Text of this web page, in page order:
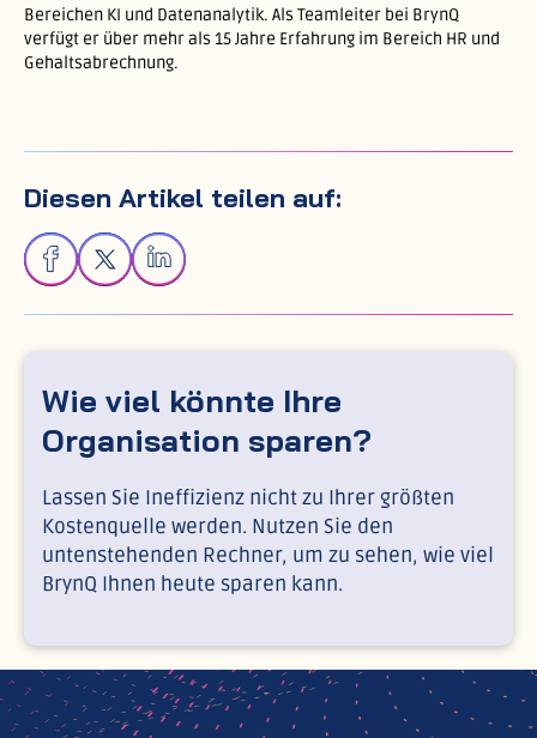
Bereichen KI und Datenanalytik. Als Teamleiter bei BrynQ
verfügt er über mehr als 15 Jahre Erfahrung im Bereich HR und
Gehaltsabrechnung.
Diesen Artikel teilen auf:
Wie viel könnte Ihre
Organisation sparen?
Lassen Sie Ineffizienz nicht zu Ihrer größten
Kostenquelle werden. Nutzen Sie den
untenstehenden Rechner, um zu sehen, wie viel
BrynQ Ihnen heute sparen kann.